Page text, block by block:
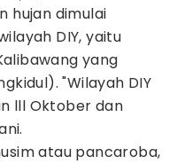
hujan dimulai
DIY, yaitu
yang
"Wilayah DIY
lll Oktober dan
atau pancaroba,